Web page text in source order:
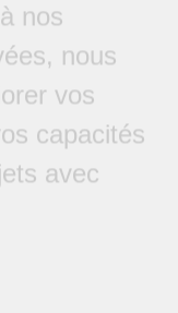
nos
nous
vos
capacités
avec